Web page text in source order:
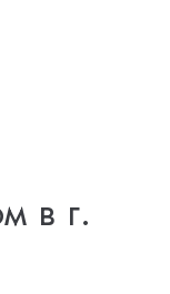
в г.